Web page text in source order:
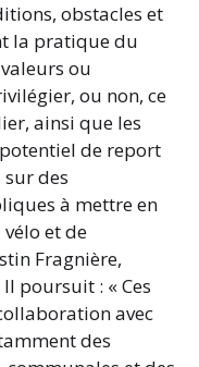
obstacles et
la pratique du
ou
ou non, ce
ainsi que les
de report
des
à mettre en
et de
Fragnière,
poursuit : « Ces
avec
des